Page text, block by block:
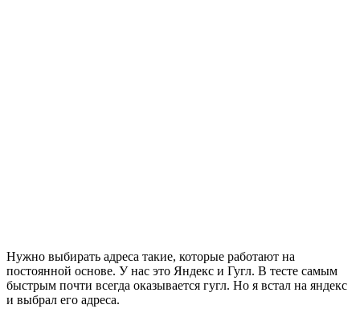
Нужно выбирать адреса такие, которые работают на
постоянной основе. У нас это Яндекс и Гугл. В тесте самым
быстрым почти всегда оказывается гугл. Но я встал на яндекс
и выбрал его адреса.